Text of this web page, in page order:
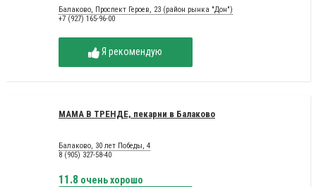
Балаково, Проспект Героев, 23 (район рынка "Дон")
+7 (927) 165-96-00
Я рекомендую
МАМА В ТРЕНДЕ, пекарни в Балаково
Балаково, 30 лет Победы, 4
8 (905) 327-58-40
11.8 очень хорошо